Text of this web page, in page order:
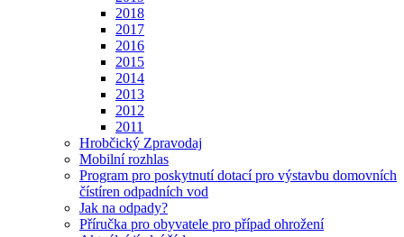
2018
2017
2016
2015
2014
2013
2012
2011
Hrobčický Zpravodaj
Mobilní rozhlas
Program pro poskytnutí dotací pro výstavbu domovních
čístíren odpadních vod
Jak na odpady?
Příručka pro obyvatele pro případ ohrožení